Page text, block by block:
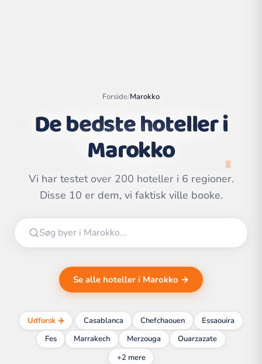
OpenStreetMap
contributors | ©
Forside/Marokko
De bedste hoteller i
Marokko
Vi har testet over 200 hoteller i 6 regioner.
Disse 10 er dem, vi faktisk ville booke.
Se alle hoteller i Marokko →
Udforsk ✈️ Casablanca Chefchaouen
Essaouira
Fes
Marrakech Merzouga
Ouarzazate
+2 mere